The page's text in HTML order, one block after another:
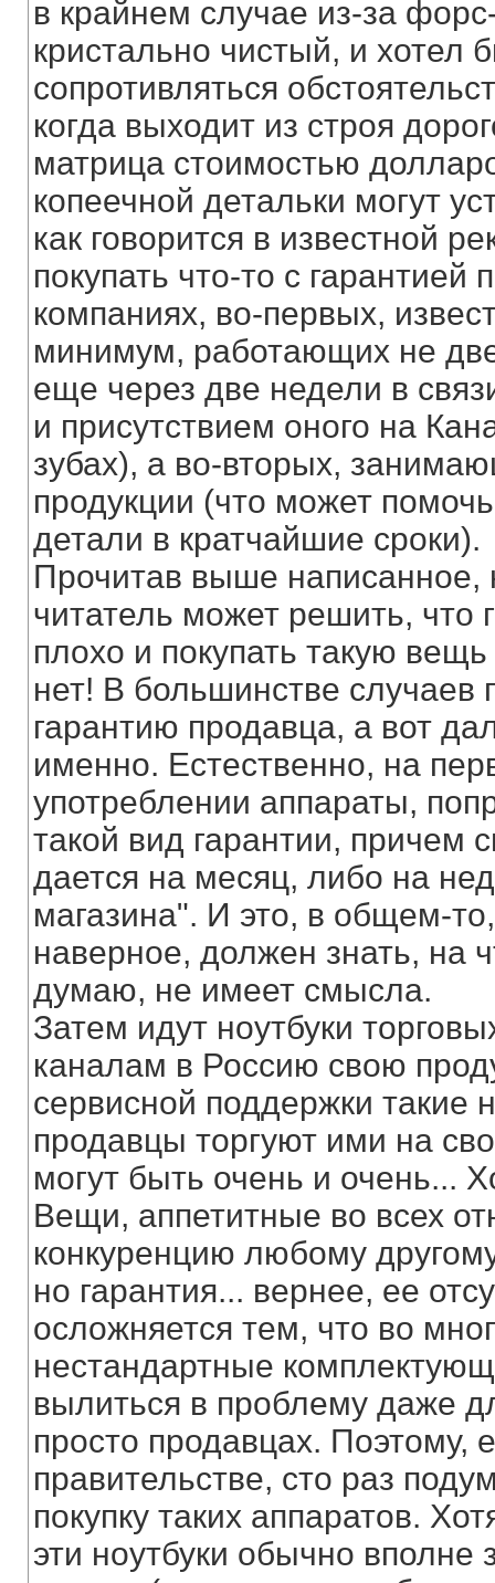
в крайнем случае из-за
кристально чистый, и хотел
сопротивляться
когда выходит из строя
матрица стоимостью
копеечной детальки могут
как говорится в известной
покупать что-то с гарантией
компаниях, во-первых,
минимум, работающих не
еще через две недели в
и присутствием оного на
зубах), а во-вторых,
продукции (что может
детали в кратчайшие сроки).
Прочитав выше написанное,
читатель может решить, что
плохо и покупать такую
нет! В большинстве случаев
гарантию продавца, а вот
именно. Естественно, на
употреблении аппараты,
такой вид гарантии, причем
дается на месяц, либо на
магазина". И это, в общем-
наверное, должен знать, на
думаю, не имеет смысла.
Затем идут ноутбуки
каналам в Россию свою
сервисной поддержки такие
продавцы торгуют ими на
могут быть очень и очень...
Вещи, аппетитные во всех
конкуренцию любому
но гарантия... вернее, ее
осложняется тем, что во
нестандартные
вылиться в проблему даже
просто продавцах. Поэтому,
правительстве, сто раз
покупку таких аппаратов.
эти ноутбуки обычно